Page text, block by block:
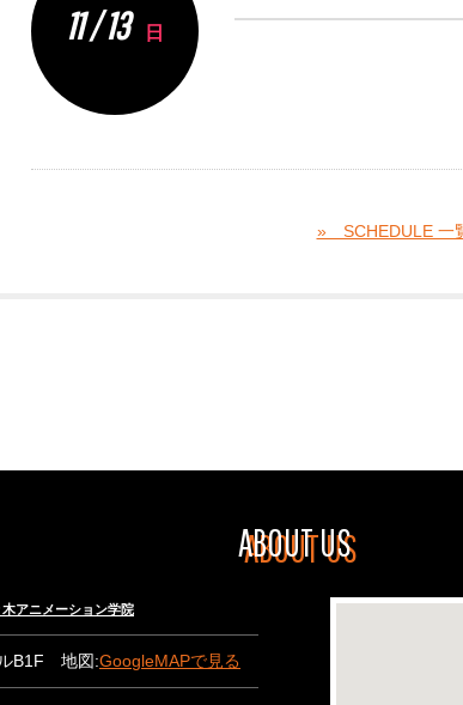
11 / 13 日
» SCHEDULE 一
ABOUT US
アニメーション学院
B1F 地図:GoogleMAPで見る